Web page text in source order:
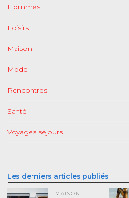
Hommes
Loisirs
Maison
Mode
Rencontres
Santé
Voyages séjours
Les derniers articles publiés
MAISON